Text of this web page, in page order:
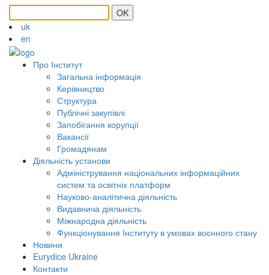
OK
uk
en
Про Інститут
Загальна інформація
Керівництво
Структура
Публічні закупівлі
Запобігання корупції
Вакансії
Громадянам
Діяльність установи
Адміністрування національних інформаційних
систем та освітніх платформ
Науково-аналітична діяльність
Видавнича діяльність
Міжнародна діяльність
Функціонування Інституту в умовах воєнного стану
Новини
Eurydice Ukraine
Контакти